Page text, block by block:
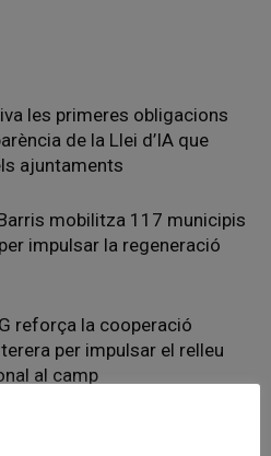
les primeres obligacions
de la Llei d’IA que
ajuntaments
mobilitza 117 municipis
impulsar la regeneració
reforça la cooperació
per impulsar el relleu
al camp